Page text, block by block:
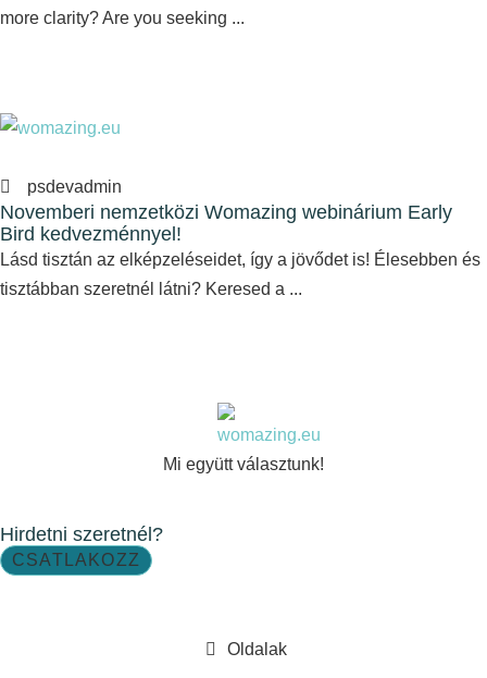
more clarity? Are you seeking ...
psdevadmin
Novemberi nemzetközi Womazing webinárium Early
Bird kedvezménnyel!
Lásd tisztán az elképzeléseidet, így a jövődet is! Élesebben és
tisztábban szeretnél látni? Keresed a ...
Mi együtt választunk!
Hirdetni szeretnél?
CSATLAKOZZ
Oldalak